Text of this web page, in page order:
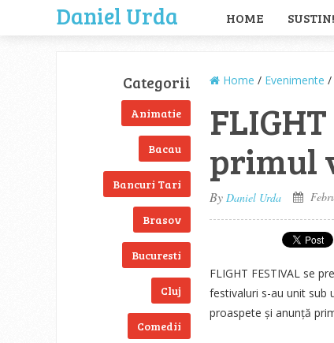
Daniel Urda HOME SUSTIN!
Categorii
Animatie
Bacau
Bancuri Tari
Brasov
Bucuresti
Cluj
Comedii
Home / Evenimente /
primul
By Daniel Urda
FLIGHT FESTIVAL se
festivaluri s-au unit sub
proaspete și anunță